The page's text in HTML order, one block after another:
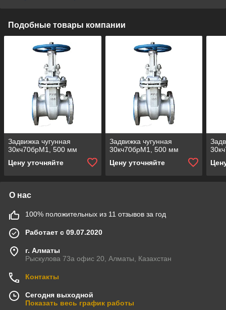
Подобные товары компании
Задвижка чугунная
30кч70брМ1, 500 мм
Цену уточняйте
Задвижка чугунная
30кч70брМ1, 500 мм
Цену уточняйте
О нас
100% положительных из 11 отзывов за год
Работает с 09.07.2020
г. Алматы
Рыскулова 73а офис 20, Алматы, Казахстан
Контакты
Сегодня выходной
Показать весь график работы